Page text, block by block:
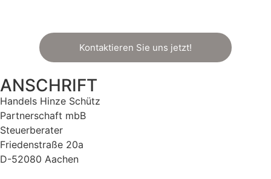
Kontaktieren Sie uns jetzt!
ANSCHRIFT
Handels Hinze Schütz
Partnerschaft mbB
Steuerberater
Friedenstraße 20a
D-52080 Aachen